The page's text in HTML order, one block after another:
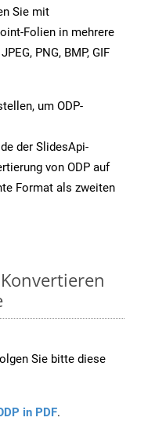
Sie mit
Folien in mehrere
PNG, BMP, GIF
um ODP-
der SlidesApi-
von ODP auf
Format als zweiten
Sie bitte diese
in PDF.